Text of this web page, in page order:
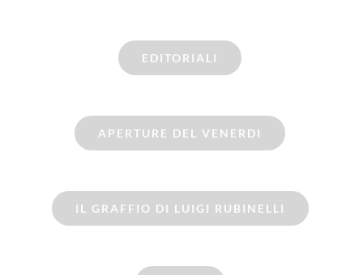
EDITORIALI
APERTURE DEL VENERDI
IL GRAFFIO DI LUIGI RUBINELLI